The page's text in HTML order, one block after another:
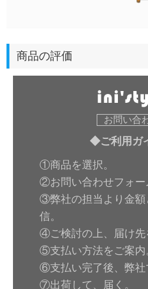
商品の評価
お問い合
◆ご利用ガ
①商品を選択。
②お問い合わせフォー
③弊社の担当より金額
信。
④ご検討の上、届け先
⑤支払い方法をご案内
⑥支払い完了後、弊社
⑦出荷して、届く。